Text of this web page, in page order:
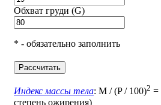
Обхват груди (G)
* - обязательно заполнить
Рассчитать
Индекс массы тела: M / (P / 100)2 =
степень ожирения)